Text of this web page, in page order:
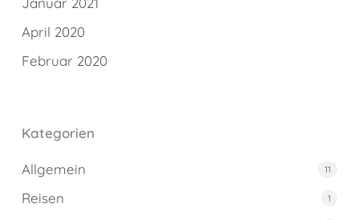
April 2020
Februar 2020
Kategorien
Allgemein 11
Reisen 1